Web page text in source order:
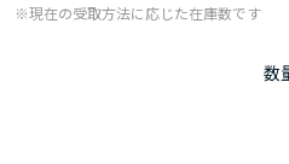
※現在の受取方法に応じた在庫数です
数